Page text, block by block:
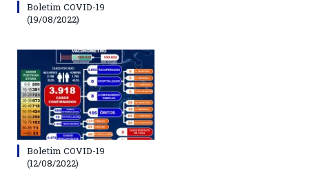
Boletim COVID-19
(19/08/2022)
Boletim COVID-19
(12/08/2022)